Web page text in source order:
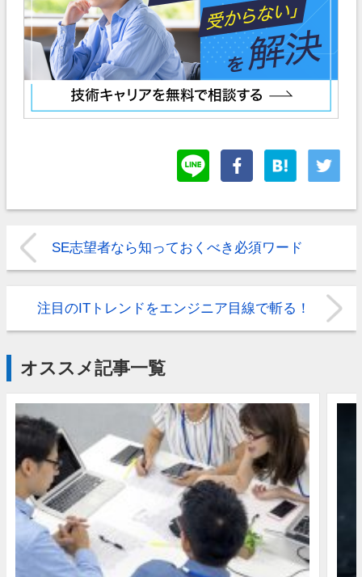
SE志望者なら知っておくべき必須ワード
注目のITトレンドをエンジニア目線で斬る！
オススメ記事一覧